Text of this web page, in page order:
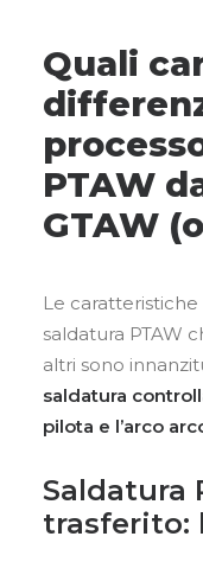
Quali
PTAW
GTAW
Le
saldatura PTAW
altri sono
saldatura
pilota e l’arco
Saldatura
trasferito: